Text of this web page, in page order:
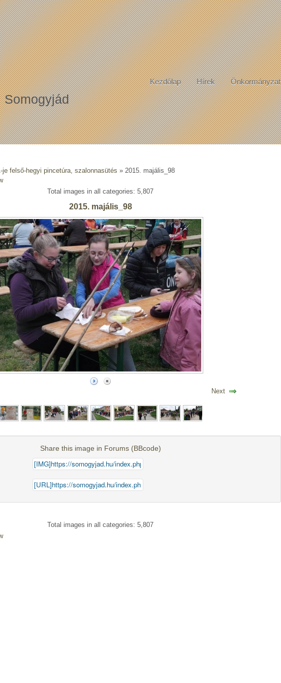
Kezdőlap Hírek Önkormányzat
Somogyjád
je felső-hegyi pincetúra, szalonnasütés » 2015. majális_98
Total images in all categories: 5,807
2015. majális_98
Next
Share this image in Forums (BBcode)
Total images in all categories: 5,807